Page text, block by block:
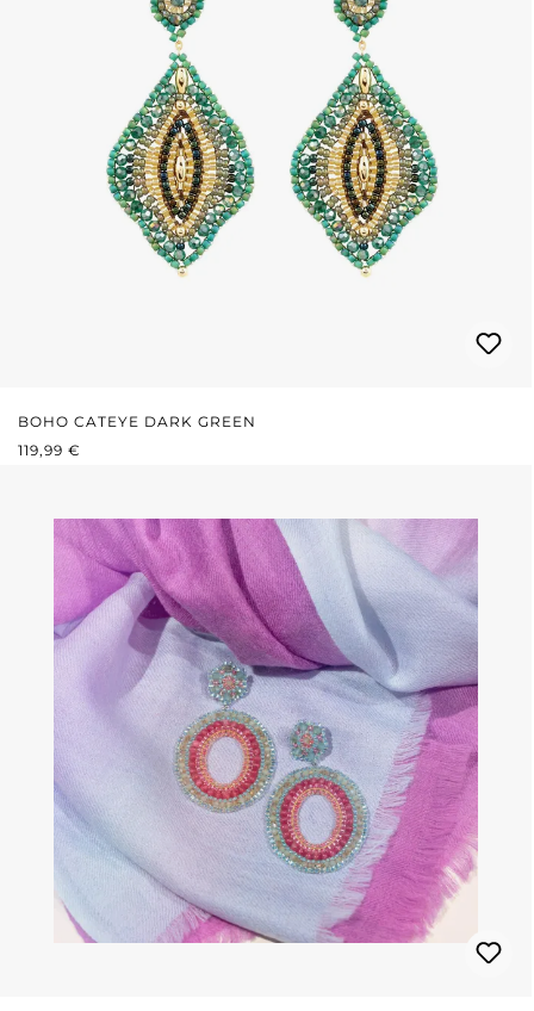
BOHO CATEYE DARK GREEN
REGULÄRER PREIS:
119,99 €